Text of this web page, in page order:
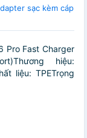
sạc kèm cáp
Pro Fast Charger
hiệu:
liệu: TPETrọng